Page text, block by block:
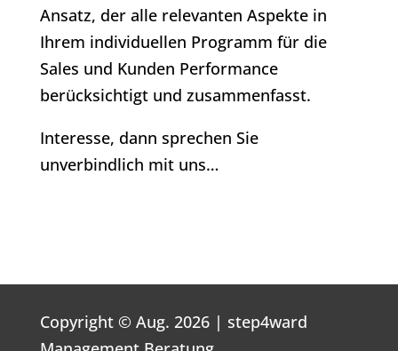
Ansatz, der alle relevanten Aspekte in
Ihrem individuellen Programm für die
Sales und Kunden Performance
berücksichtigt und zusammenfasst.
Interesse, dann sprechen Sie
unverbindlich mit uns…
Copyright © Aug. 2026 | step4ward